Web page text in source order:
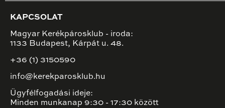
KAPCSOLAT
Magyar Kerékpárosklub - iroda:
1133 Budapest, Kárpát u. 48.
+36 (1) 3150590
info@kerekparosklub.hu
Ügyfélfogadási ideje:
Minden munkanap 9:30 - 17:30 között